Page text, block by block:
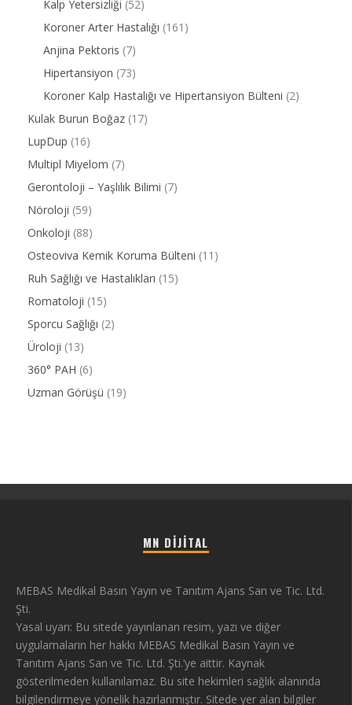
Kalp Yetersizliği (52)
Koroner Arter Hastalığı (161)
Anjina Pektoris (7)
Hipertansiyon (73)
Koroner Kalp Hastalığı ve Hipertansiyon Bülteni (2)
Kulak Burun Boğaz (17)
LupDup (16)
Multipl Miyelom (7)
Gerontoloji – Yaşlılık Bilimi (7)
Nöroloji (59)
Onkoloji (88)
Osteoviva Kemik Koruma Bülteni (11)
Ruh Sağlığı ve Hastalıkları (15)
Romatoloji (15)
Sporcu Sağlığı (2)
Üroloji (13)
360° PAH (6)
Uzman Görüşü (19)
MN DIJITAL
MEBAS Medikal Basın Yayın ve Tanıtım Ajans San ve Tic. Ltd.
Şti.
Yasal uyarı: Bu sitede yayınlanan resim, yazı ve diğer
uygulamaların her hakkı MEBAS Medikal Basın Yayın ve
Tanıtım Ajans San ve Tic. Ltd. Şti.’ye aittir. Kaynak
gösterilmeden kullanılamaz. Bu site hekimleri sağlık alanında
bilgilendirmeye yönelik hazırlanmıştır. Sitede yer alan bilgiler